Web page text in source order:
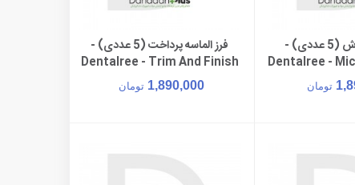
به سبد خرید
فرز الماسه تراش (5 عددی) -
Dentalree -
تومان
افزودن به سبد خریدفرز الماسه پرداخت (5 عددی) -
Dentalree - Trim And Finish
FG 889
1,890,000 تومان